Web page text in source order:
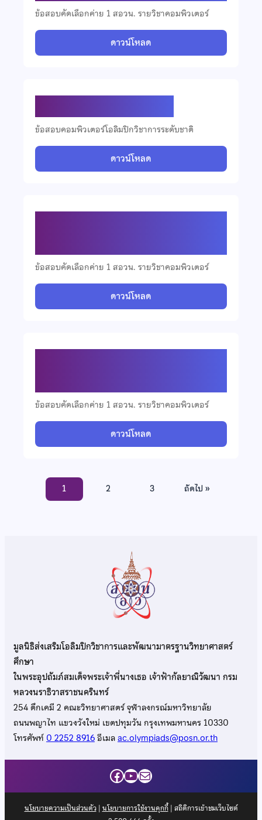
ข้อสอบคัดเลือกค่าย 1 สอวน. รายวิชาคอมพิวเตอร์
ดาวน์โหลด
ข้อสอบคอมพิวเตอร์โอลิมปิกวิชาการระดับชาติ
ดาวน์โหลด
ข้อสอบคัดเลือกค่าย 1 สอวน. รายวิชาคอมพิวเตอร์
ดาวน์โหลด
ข้อสอบคัดเลือกค่าย 1 สอวน. รายวิชาคอมพิวเตอร์
ดาวน์โหลด
1 2 3 ถัดไป »
มูลนิธิส่งเสริมโอลิมปิกวิชาการและพัฒนามาตรฐานวิทยาศาสตร์
ศึกษา
ในพระอุปถัมภ์สมเด็จพระเจ้าพี่นางเธอ เจ้าฟ้ากัลยาณิวัฒนา กรม
หลวงนราธิวาสราชนครินทร์
254 ตึกเคมี 2 คณะวิทยาศาสตร์ จุฬาลงกรณ์มหาวิทยาลัย
ถนนพญาไท แขวงวังใหม่ เขตปทุมวัน กรุงเทพมหานคร 10330
โทรศัพท์ 0 2252 8916อีเมลac.olympiads@posn.or.th
Facebook
YouTube
Mail
นโยบายความเป็นส่วนตัว| นโยบายการใช้งานคุกกี้| สถิติการเข้าชมเว็บไซต์